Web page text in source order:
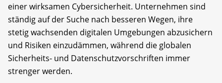
einer wirksamen Cybersicherheit. Unternehmen sind
ständig auf der Suche nach besseren Wegen, ihre
stetig wachsenden digitalen Umgebungen abzusichern
und Risiken einzudämmen, während die globalen
Sicherheits- und Datenschutzvorschriften immer
strenger werden.